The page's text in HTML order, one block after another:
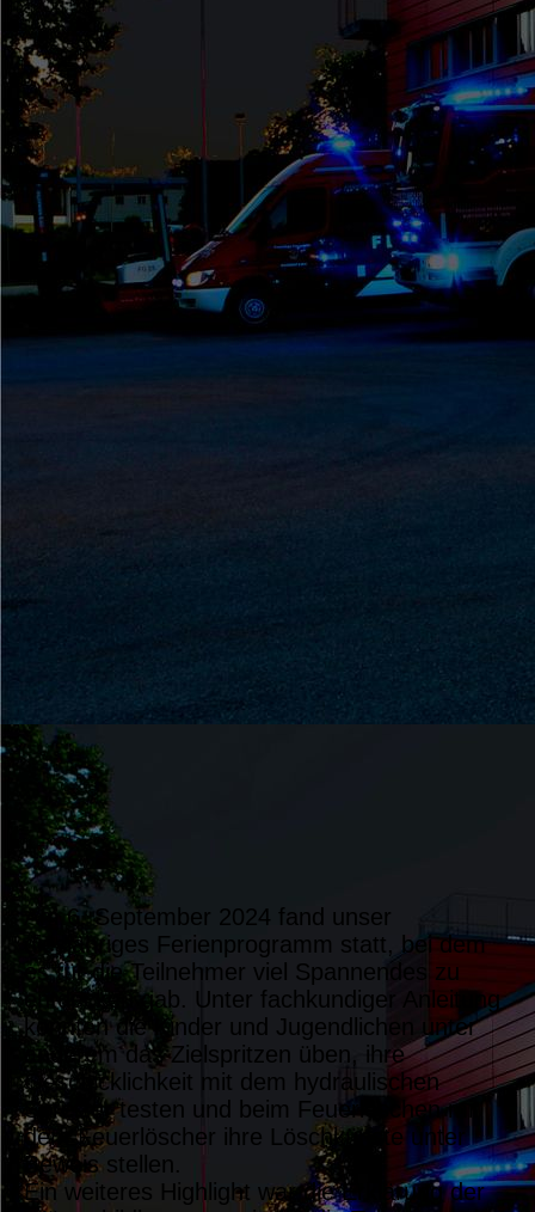
Ferienprogramm2024 (1)
Ferienprogramm2024 (3)
Ferienprogramm2024 (4)
Ferienprogramm2024 (6)
Ferienprogramm2024 (5)
Am 6. September 2024 fand unser
diesjähriges Ferienprogramm statt, bei dem
es für die Teilnehmer viel Spannendes zu
entdecken gab. Unter fachkundiger Anleitung
konnten die Kinder und Jugendlichen unter
anderem das Zielspritzen üben, ihre
Geschicklichkeit mit dem hydraulischen
Spreizer testen und beim Feuerlöschen mit
dem Feuerlöscher ihre Löschkünste unter
Beweis stellen.
Ein weiteres Highlight war die Erklärung der